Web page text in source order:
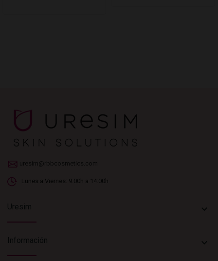
uresim@rbbcosmetics.com
Lunes a Viernes: 9:00h a 14:00h
Uresim keyboard_arrow_down
Información keyboard_arrow_down